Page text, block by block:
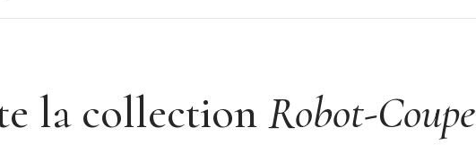
Coupe:
Légumes R 301
la collection Robot-Coupe